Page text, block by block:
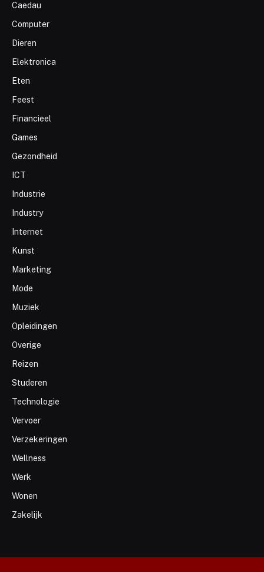
Caedau
Computer
Dieren
Elektronica
Eten
Feest
Financieel
Games
Gezondheid
ICT
Industrie
Industry
Internet
Kunst
Marketing
Mode
Muziek
Opleidingen
Overige
Reizen
Studeren
Technologie
Vervoer
Verzekeringen
Wellness
Werk
Wonen
Zakelijk